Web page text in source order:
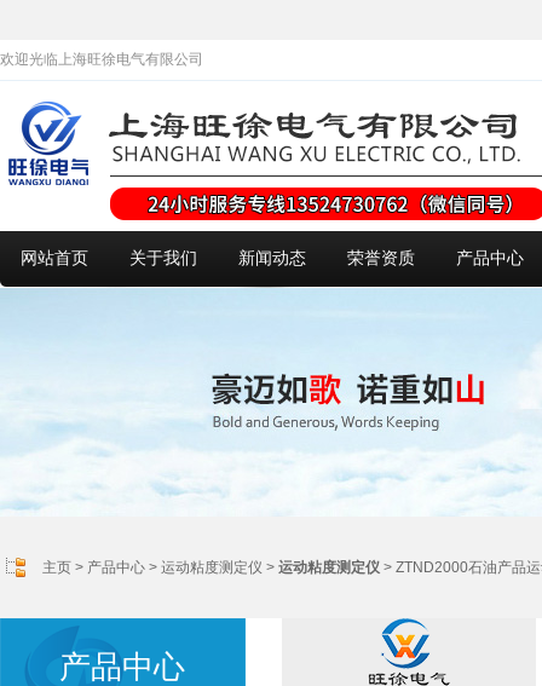
欢迎光临上海旺徐电气有限公司
网站首页 关于我们 新闻动态 荣誉资质 产品中心
主页 > 产品中心 > 运动粘度测定仪 > 运动粘度测定仪 > ZTND2000石油产品
产品中心